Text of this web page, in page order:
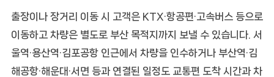
출장이나 장거리 이동 시 고객은 KTX·항공편·고속버스 등으로
이동하고 차량은 별도로 부산 목적지까지 보낼 수 있습니다. 서
울역·용산역·김포공항 인근에서 차량을 인수하거나 부산역·김
해공항·해운대·서면 등과 연결된 일정도 교통편 도착 시간과 차